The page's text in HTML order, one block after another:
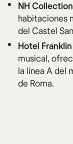
NH
habitaciones
del Castel
Hotel
musical,
la línea A del
de Roma.